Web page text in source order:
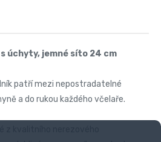
úchyty, jemné síto 24 cm
patří mezi nepostradatelné
a do rukou každého včelaře.